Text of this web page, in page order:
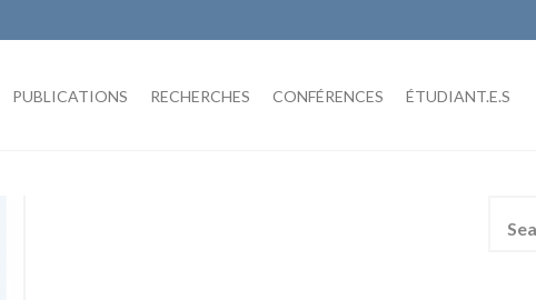
PUBLICATIONS RECHERCHES CONFÉRENCES ÉTUDIANT.E.S
for: